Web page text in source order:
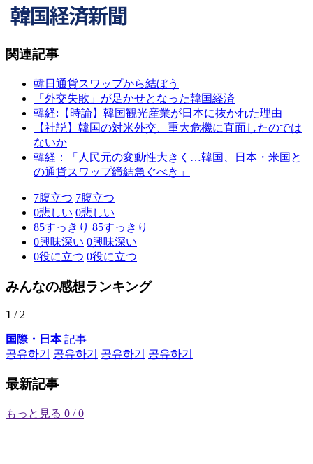
関連記事
韓日通貨スワップから結ぼう
「外交失敗」が足かせとなった韓国経済
韓経:【時論】韓国観光産業が日本に抜かれた理由
【社説】韓国の対米外交、重大危機に直面したのでは
ないか
韓経：「人民元の変動性大きく…韓国、日本・米国と
の通貨スワップ締結急ぐべき」
7腹立つ 7腹立つ
0悲しい 0悲しい
85すっきり 85すっきり
0興味深い 0興味深い
0役に立つ 0役に立つ
みんなの感想ランキング
1 / 2
国際・日本記事
공유하기
공유하기 공유하기 공유하기
最新記事
もっと見る 0 / 0